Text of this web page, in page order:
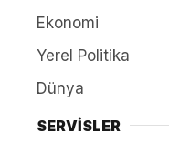
Ekonomi
Yerel Politika
Dünya
SERVİSLER